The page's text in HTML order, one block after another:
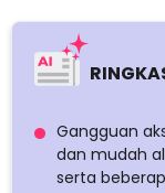
Gangguan
dan mudah
serta